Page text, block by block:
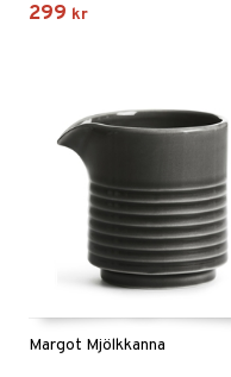
299 kr
Margot Mjölkkanna